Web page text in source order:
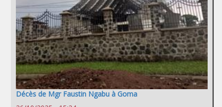
Décès de Mgr Faustin Ngabu à Goma